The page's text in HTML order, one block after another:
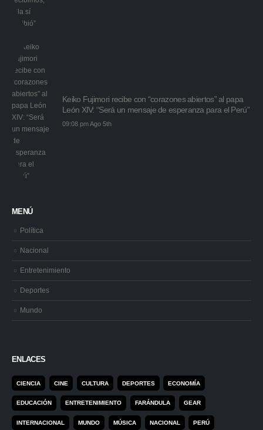
Keiko Fujimori recibe con “corazones abiertos” al papa
León XIV: “Será un mensaje de esperanza para el Perú”
09:08 pm Ago 5th
MENÚ
Política
Nacional
Entretenimiento
Deportes
Mundo
ENLACES
CIENCIA CINE CULTURA DEPORTES ECONOMÍA
EDUCACIÓN ENTRETENIMIENTO FARÁNDULA GEAR
INTERNACIONAL MUNDO MÚSICA NACIONAL PERÚ